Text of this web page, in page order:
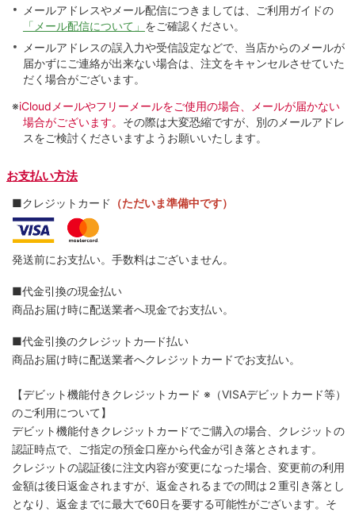
メールアドレスやメール配信につきましては、ご利用ガイドの
「メール配信について」 をご確認ください。
メールアドレスの誤入力や受信設定などで、当店からのメールが
届かずにご連絡が出来ない場合は、注文をキャンセルさせていた
だく場合がございます。
※iCloudメールやフリーメールをご使用の場合、メールが届かない
場合がございます。 その際は大変恐縮ですが、別のメールアドレ
スをご検討くださいますようお願いいたします。
お支払い方法
■クレジットカード （ただいま準備中です）
発送前にお支払い。手数料はございません。
■代金引換の現金払い
商品お届け時に配送業者へ現金でお支払い。
■代金引換のクレジットカ―ド払い
商品お届け時に配送業者へクレジットカードでお支払い。
【デビット機能付きクレジットカード ※（VISAデビットカード等）
のご利用について】
デビット機能付きクレジットカードでご購入の場合、クレジットの
認証時点で、ご指定の預金口座から代金が引き落とされます。
クレジットの認証後に注文内容が変更になった場合、変更前の利用
金額は後日返金されますが、返金されるまでの間は２重引き落とし
となり、返金までに最大で60日を要する可能性がございます。そ